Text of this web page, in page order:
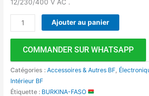
12/230/400 V AC .
Ajouter au panier
COMMANDER SUR WHATSAPP
Catégories :Accessoires & Autres BF
Intérieur BF
Étiquette : BURKINA-FASO